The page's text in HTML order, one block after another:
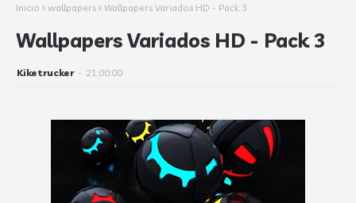
Inicio wallpapers Wallpapers Variados HD - Pack 3
Wallpapers Variados HD - Pack 3
Kiketrucker - 21:00:00